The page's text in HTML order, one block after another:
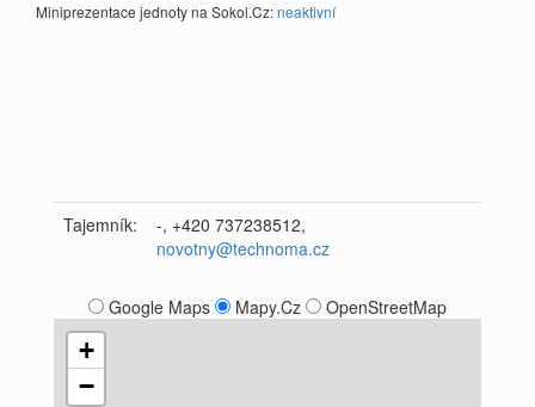
Miniprezentace jednoty na Sokol.Cz:neaktivní
Tajemník:
-, +420 737238512,
novotny@technoma.cz
Google Maps Mapy.Cz OpenStreetMap
+
−